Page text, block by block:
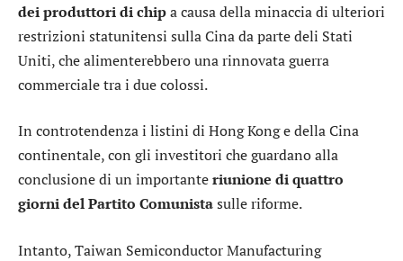
dei produttori di chipa causa della minaccia di ulteriori
restrizioni statunitensi sulla Cina da parte deli Stati
Uniti, che alimenterebbero una rinnovata guerra
commerciale tra i due colossi.
In controtendenza i listini di Hong Kong e della Cina
continentale, con gli investitori che guardano alla
conclusione di un importanteriunione di quattro
giorni del Partito Comunistasulle riforme.
Intanto,Taiwan Semiconductor Manufacturing